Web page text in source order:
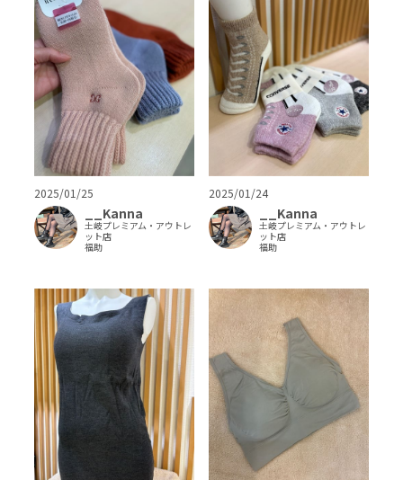
2025/01/25
__Kanna
土岐プレミアム・アウトレ
ット店
福助
2025/01/24
__Kanna
土岐プレミアム・アウトレ
ット店
福助